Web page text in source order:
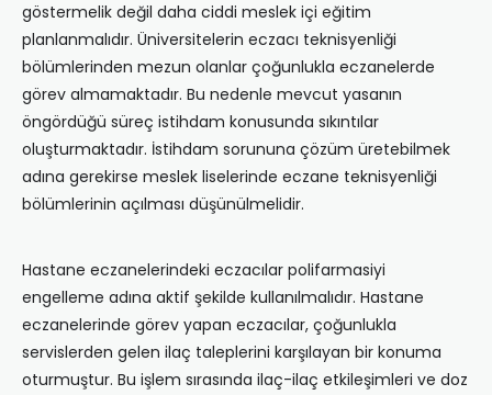
göstermelik değil daha ciddi meslek içi eğitim
planlanmalıdır. Üniversitelerin eczacı teknisyenliği
bölümlerinden mezun olanlar çoğunlukla eczanelerde
görev almamaktadır. Bu nedenle mevcut yasanın
öngördüğü süreç istihdam konusunda sıkıntılar
oluşturmaktadır. İstihdam sorununa çözüm üretebilmek
adına gerekirse meslek liselerinde eczane teknisyenliği
bölümlerinin açılması düşünülmelidir.
Hastane eczanelerindeki eczacılar polifarmasiyi
engelleme adına aktif şekilde kullanılmalıdır. Hastane
eczanelerinde görev yapan eczacılar, çoğunlukla
servislerden gelen ilaç taleplerini karşılayan bir konuma
oturmuştur. Bu işlem sırasında ilaç-ilaç etkileşimleri ve doz